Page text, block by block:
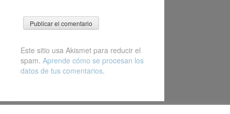
Este sitio usa Akismet para reducir el
spam. Aprende cómo se procesan los
datos de tus comentarios.